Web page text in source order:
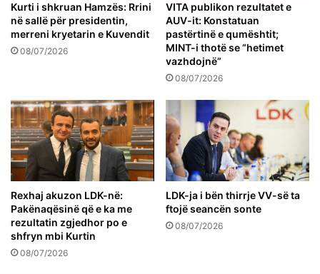
Kurti i shkruan Hamzës: Rrini
në sallë për presidentin,
merreni kryetarin e Kuvendit
08/07/2026
VITA publikon rezultatet e
AUV-it: Konstatuan
pastërtinë e qumështit;
MINT-i thotë se “hetimet
vazhdojnë”
08/07/2026
Rexhaj akuzon LDK-në:
Pakënaqësinë që e ka me
rezultatin zgjedhor po e
shfryn mbi Kurtin
08/07/2026
LDK-ja i bën thirrje VV-së ta
ftojë seancën sonte
08/07/2026